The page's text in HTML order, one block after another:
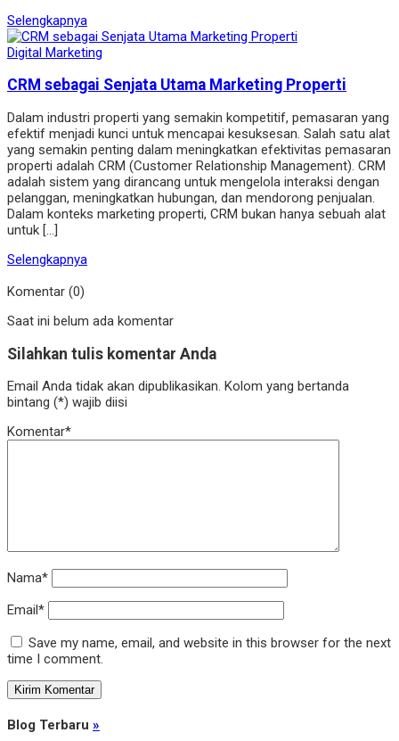
Selengkapnya
Digital Marketing
CRM sebagai Senjata Utama Marketing Properti
Dalam industri properti yang semakin kompetitif, pemasaran yang
efektif menjadi kunci untuk mencapai kesuksesan. Salah satu alat
yang semakin penting dalam meningkatkan efektivitas pemasaran
properti adalah CRM (Customer Relationship Management). CRM
adalah sistem yang dirancang untuk mengelola interaksi dengan
pelanggan, meningkatkan hubungan, dan mendorong penjualan.
Dalam konteks marketing properti, CRM bukan hanya sebuah alat
untuk […]
Selengkapnya
Komentar (0)
Saat ini belum ada komentar
Silahkan tulis komentar Anda
Email Anda tidak akan dipublikasikan. Kolom yang bertanda
bintang (*) wajib diisi
Komentar*
Nama*
Email*
Save my name, email, and website in this browser for the next
time I comment.
Blog Terbaru »